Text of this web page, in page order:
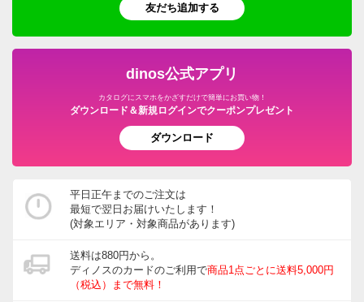
友だち追加する
dinos公式アプリ
カタログにスマホをかざすだけで簡単にお買い物！
ダウンロード＆新規ログインでクーポンプレゼント
ダウンロード
平日正午までのご注文は
最短で翌日お届けいたします！
(対象エリア・対象商品があります)
送料は880円から。
ディノスのカードのご利用で商品1点ごとに送料5,000円
（税込）まで無料！